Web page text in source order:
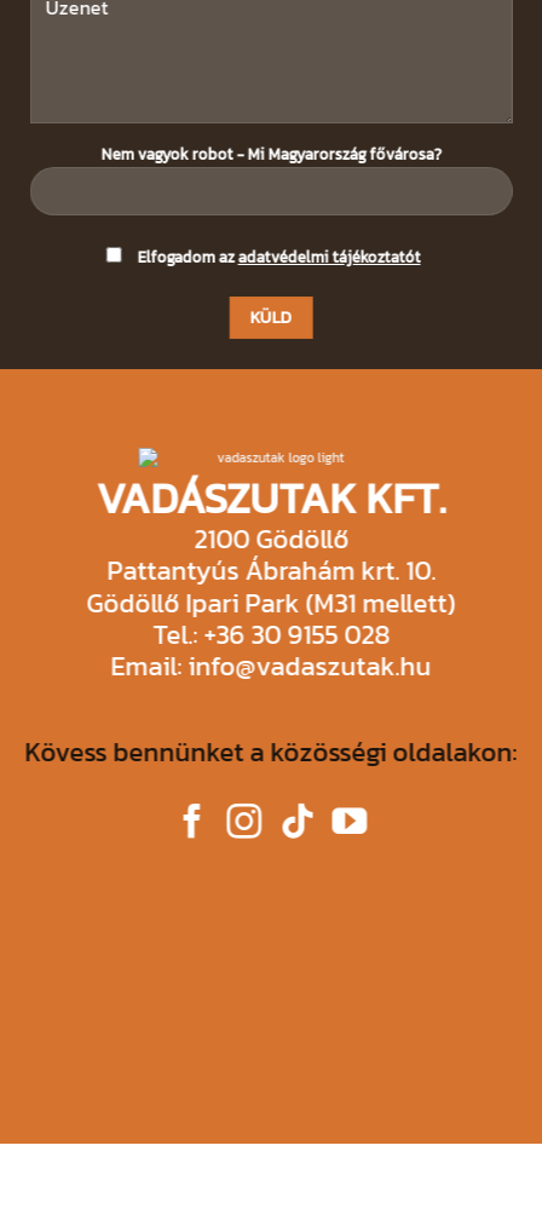
Nem vagyok robot - Mi Magyarország fővárosa?
Elfogadom azadatvédelmi tájékoztatót
VADÁSZUTAK KFT.
2100 Gödöllő
Pattantyús Ábrahám krt. 10.
Gödöllő Ipari Park (M31 mellett)
Tel.: +36 30 9155 028
Email: info@vadaszutak.hu
Kövess bennünket a közösségi oldalakon: